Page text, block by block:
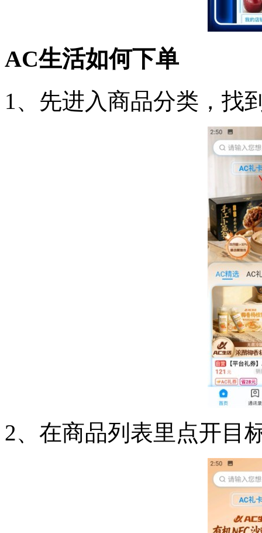
AC生活如何下单
1、先进入商品分类，找
2、在商品列表里点开目